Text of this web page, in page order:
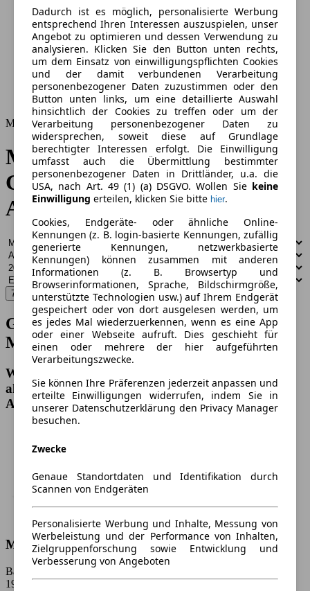
Mercedes-Benz Gebrauchtwagen
Mercedes-Benz
Gebrauchtwagen – 73.271
Angebote vergleichen
73.271 Treffer
Gebrauchte Mercedes-Benz nach
Modellen
Wähle ein Modell und gelange direkt zu den
aktuellen Mercedes-Benz Gebrauchtwagen-
Angeboten.
Mercedes-Benz A-Klasse
Baujahr:
1950 - 2026
Dadurch ist es möglich, personalisierte Werbung
entsprechend Ihren Interessen auszuspielen, unser
Angebot zu optimieren und dessen Verwendung zu
analysieren. Klicken Sie den Button unten rechts,
um dem Einsatz von einwilligungspflichten Cookies
und der damit verbundenen Verarbeitung
personenbezogener Daten zuzustimmen oder den
Button unten links, um eine detaillierte Auswahl
hinsichtlich der Cookies zu treffen oder um der
Verarbeitung personenbezogener Daten zu
widersprechen, soweit diese auf Grundlage
berechtigter Interessen erfolgt. Die Einwilligung
umfasst auch die Übermittlung bestimmter
personenbezogener Daten in Drittländer, u.a. die
USA, nach Art. 49 (1) (a) DSGVO. Wollen Sie keine
Einwilligung erteilen, klicken Sie bitte hier.
Cookies, Endgeräte- oder ähnliche Online-
Kennungen (z. B. login-basierte Kennungen, zufällig
generierte Kennungen, netzwerkbasierte
Kennungen) können zusammen mit anderen
Informationen (z. B. Browsertyp und
Browserinformationen, Sprache, Bildschirmgröße,
unterstützte Technologien usw.) auf Ihrem Endgerät
gespeichert oder von dort ausgelesen werden, um
es jedes Mal wiederzuerkennen, wenn es eine App
oder einer Webseite aufruft. Dies geschieht für
einen oder mehrere der hier aufgeführten
Verarbeitungszwecke.
Sie können Ihre Präferenzen jederzeit anpassen und
erteilte Einwilligungen widerrufen, indem Sie in
unserer Datenschutzerklärung den Privacy Manager
besuchen.
Zwecke
Genaue Standortdaten und Identifikation durch
Scannen von Endgeräten
Personalisierte Werbung und Inhalte, Messung von
Werbeleistung und der Performance von Inhalten,
Zielgruppenforschung sowie Entwicklung und
Verbesserung von Angeboten